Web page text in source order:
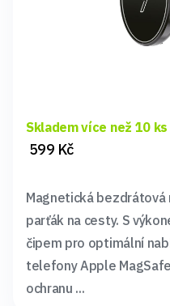
Skladem více než 10 ks
599 Kč
Magnetická
parťák na cesty. S
čipem pro optimální
telefony Apple
ochranu ...